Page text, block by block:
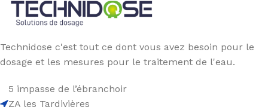
Technidose c'est tout ce dont vous avez besoin pour le
dosage et les mesures pour le traitement de l'eau.
5 impasse de l’ébranchoir
ZA les Tardivières